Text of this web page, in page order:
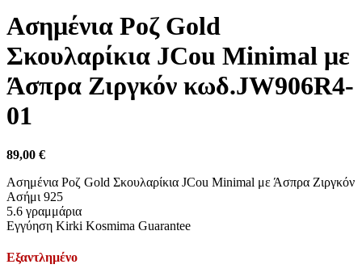
Ασημένια Ροζ Gold
Σκουλαρίκια JCou Minimal με
Άσπρα Ζιργκόν κωδ.JW906R4-
01
89,00 €
Ασημένια Ροζ Gold Σκουλαρίκια JCou Minimal με Άσπρα Ζιργκόν
Ασήμι 925
5.6 γραμμάρια
Εγγύηση Kirki Kosmima Guarantee
Εξαντλημένο